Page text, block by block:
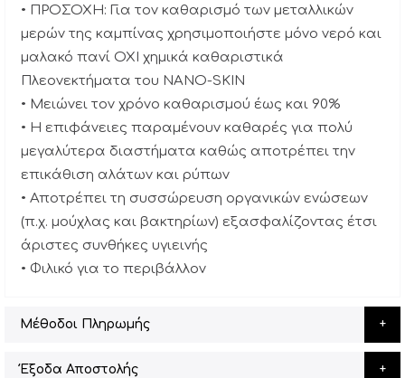
• ΠΡΟΣΟΧΗ: Για τον καθαρισμό των μεταλλικών
μερών της καμπίνας χρησιμοποιήστε μόνο νερό και
μαλακό πανί ΟΧΙ χημικά καθαριστικά
Πλεονεκτήματα του NANO-SKIN
• Μειώνει τον χρόνο καθαρισμού έως και 90%
• Η επιφάνειες παραμένουν καθαρές για πολύ
μεγαλύτερα διαστήματα καθώς αποτρέπει την
επικάθιση αλάτων και ρύπων
• Αποτρέπει τη συσσώρευση οργανικών ενώσεων
(π.χ. μούχλας και βακτηρίων) εξασφαλίζοντας έτσι
άριστες συνθήκες υγιεινής
• Φιλικό για το περιβάλλον
Μέθοδοι Πληρωμής
Έξοδα Αποστολής